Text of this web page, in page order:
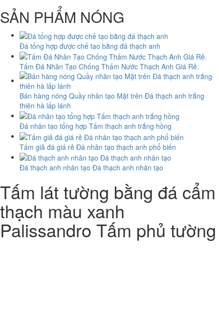
SẢN PHẨM NÓNG
Đá tổng hợp được chế tạo bằng đá thạch anh
Tấm Đá Nhân Tạo Chống Thấm Nước Thạch Anh Giá Rẻ.
Bán hàng nóng Quầy nhân tạo Mặt trên Đá thạch anh trắng
thiên hà lấp lánh
Đá nhân tạo tổng hợp Tấm thạch anh trắng hồng
Tấm giả đá giá rẻ Đá nhân tạo thạch anh phổ biến
Đá thạch anh nhân tạo Đá thạch anh nhân tạo
Tấm lát tường bằng đá cẩm
thạch màu xanh
Palissandro Tấm phủ tường